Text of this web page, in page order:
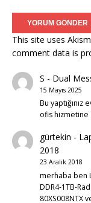
This site uses
comment data is
S - Dual
15 Mayıs 2025
Bu
ofis
gürtekin -
2018
23 Aralık 2018
merhaba ben
DDR4-1TB-
80XS008NTX